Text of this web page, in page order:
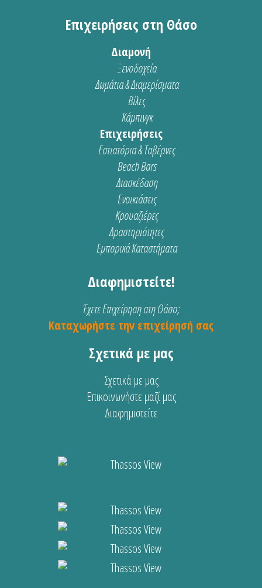
Επιχειρήσεις στη Θάσο
Διαμονή
Ξενοδοχεία
Δωμάτια & Διαμερίσματα
Βίλες
Κάμπινγκ
Επιχειρήσεις
Εστιατόρια & Ταβέρνες
Beach Bars
Διασκέδαση
Ενοικιάσεις
Κρουαζιέρες
Δραστηριότητες
Εμπορικά Καταστήματα
Διαφημιστείτε!
Έχετε Επιχείρηση στη Θάσο;
Καταχωρήστε την επιχείρησή σας
Σχετικά με μας
Σχετικά με μας
Επικοινωνήστε μαζί μας
Διαφημιστείτε